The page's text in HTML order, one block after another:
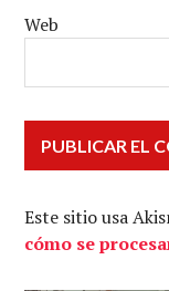
Web
Este sitio usa
cómo se